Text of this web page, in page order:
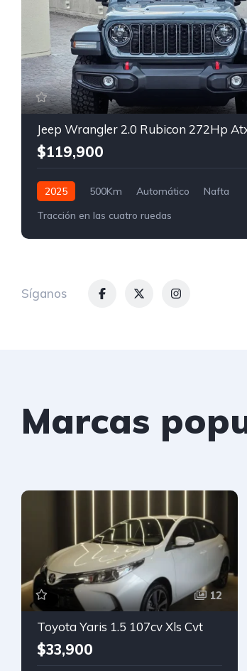
Jeep Wrangler 2.0 Rubicon 272Hp
$119,900
2025 500Km Automático
Nafta
Tracción en las cuatro ruedas
Síganos
Marcas
12
Toyota Yaris 1.5 107cv Xls Cvt
$33,900